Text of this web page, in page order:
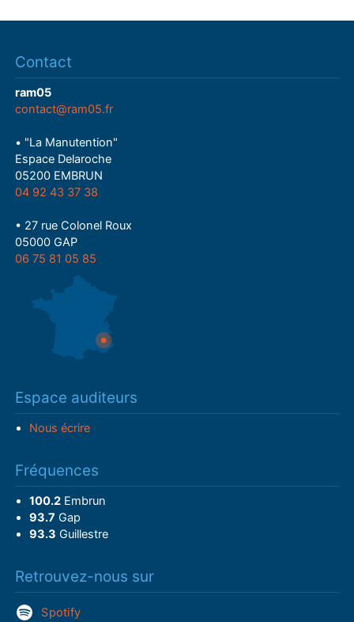
Contact
ram05
contact@ram05.fr
• "La Manutention"
Espace Delaroche
05200 EMBRUN
04 92 43 37 38
• 27 rue Colonel Roux
05000 GAP
06 75 81 05 85
Espace auditeurs
Nous écrire
Fréquences
100.2Embrun
93.7 Gap
93.3 Guillestre
Retrouvez-nous sur
Spotify